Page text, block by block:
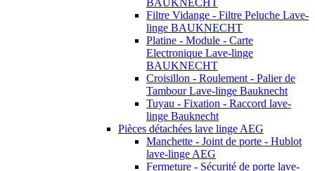
Filtre Vidange - Filtre Peluche Lave-
linge BAUKNECHT
Platine - Module - Carte
Electronique Lave-linge
BAUKNECHT
Croisillon - Roulement - Palier de
Tambour Lave-linge Bauknecht
Tuyau - Fixation - Raccord lave-
linge Bauknecht
Pièces détachées lave linge AEG
Manchette - Joint de porte - Hublot
lave-linge AEG
Fermeture - Sécurité de porte lave-